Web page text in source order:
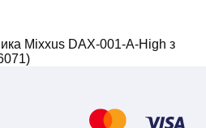
Mixxus DAX-001-A-High з